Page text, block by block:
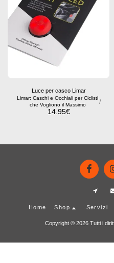
Luce per casco Limar
Limar: Caschi e Occhiali per Ciclisti
che Vogliono il Massimo
/
14.95€
Home Shop Servizi
Copyright © 2026 Tutti i